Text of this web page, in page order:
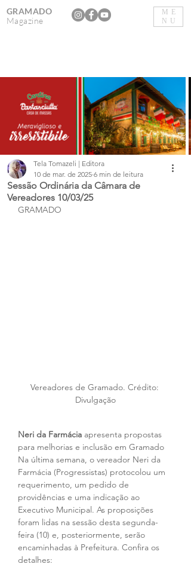
ME
NU
GRAMADO
Magazine
Sessão Ordinária da Câmara de
Vereadores 10/03/25
Tela Tomazeli | Editora
10 de mar. de 2025 6 min de leitura
GRAMADO
Vereadores de Gramado. Crédito:
Divulgação
Neri da Farmácia apresenta propostas
para melhorias e inclusão em Gramado
Na última semana, o vereador Neri da
Farmácia (Progressistas) protocolou um
requerimento, um pedido de
providências e uma indicação ao
Executivo Municipal. As proposições
foram lidas na sessão desta segunda-
feira (10) e, posteriormente, serão
encaminhadas à Prefeitura. Confira os
detalhes: